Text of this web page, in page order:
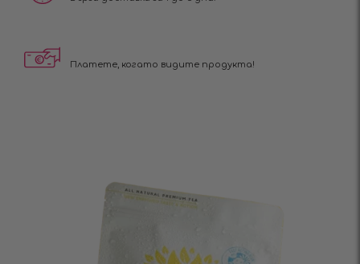
Платете, когато видите продукта!